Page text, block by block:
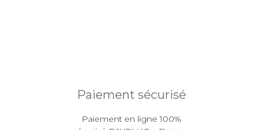
Paiement sécurisé
Paiement en ligne 100%